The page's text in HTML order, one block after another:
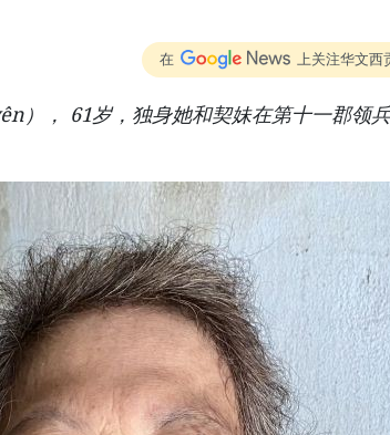
在 上关注华文西
）， 61岁，独身她和契妹在第十一郡领